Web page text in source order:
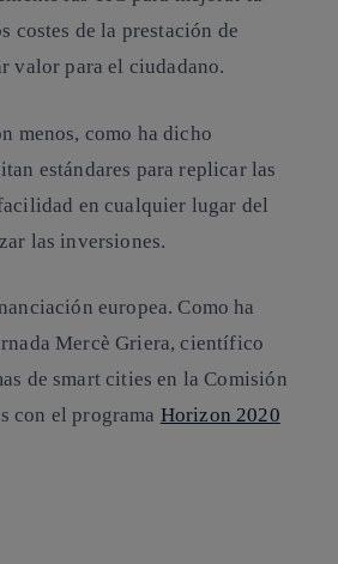
costes de la prestación de
valor para el ciudadano.
menos, como ha dicho
estándares para replicar las
en cualquier lugar del
las inversiones.
europea. Como ha
Mercè Griera, científico
de smart cities en la Comisión
con el programa Horizon 2020